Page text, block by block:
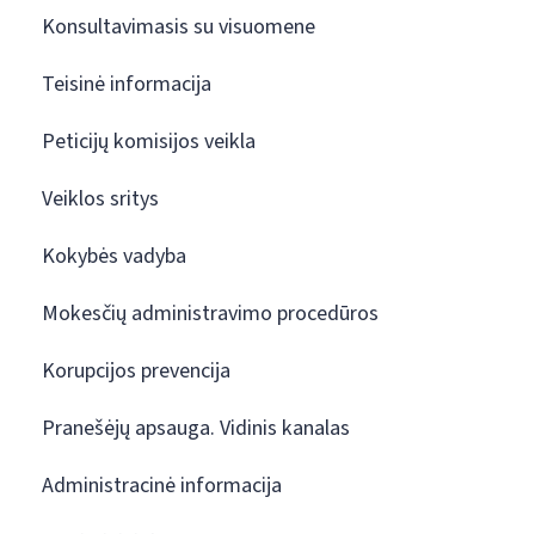
Konsultavimasis su visuomene
Teisinė informacija
Peticijų komisijos veikla
Veiklos sritys
Kokybės vadyba
Mokesčių administravimo procedūros
Korupcijos prevencija
Pranešėjų apsauga. Vidinis kanalas
Administracinė informacija